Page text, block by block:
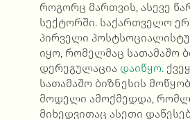
როგორც მართვის, ასევე
სექტორში. საქართველო
პირველი
იყო, რომელმაც სათამაშო
დერეგულაცია დაიწყო.
სათამაშო ბიზნესის
მოდელი ამოქმედდა,
მიხედვითაც ასეთი